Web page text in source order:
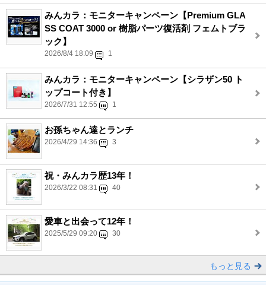
みんカラ：モニターキャンペーン【Premium GLA
SS COAT 3000 or 樹脂パーツ復活剤 フェムトブラ
ック】
2026/8/4 18:09 1
みんカラ：モニターキャンペーン【シラザン50 ト
ップコート付き】
2026/7/31 12:55 1
お孫ちゃん達とランチ
2026/4/29 14:36 3
祝・みんカラ歴13年！
2026/3/22 08:31 40
愛車と出会って12年！
2025/5/29 09:20 30
もっと見る